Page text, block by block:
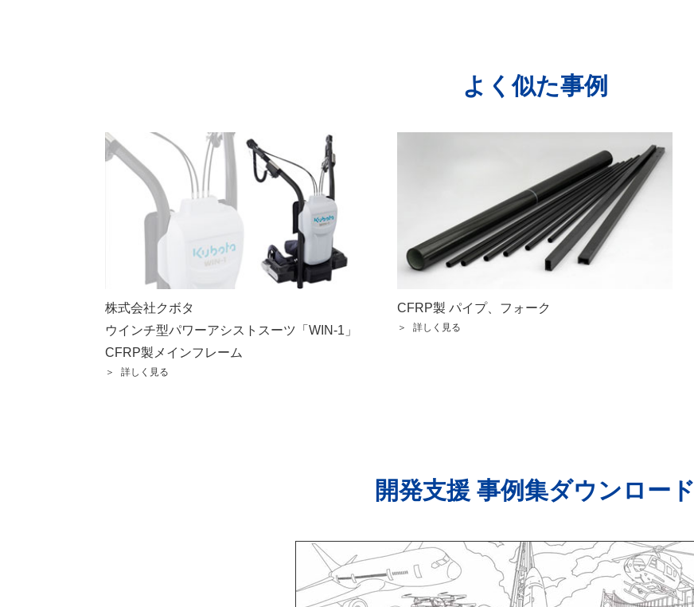
よく似た事例
株式会社クボタ
ウインチ型パワーアシストスーツ「WIN-1」
CFRP製メインフレーム
詳しく見る
CFRP製 パイプ、フォーク
詳しく見る
開発支援 事例集ダウンロード